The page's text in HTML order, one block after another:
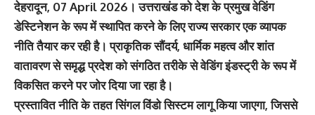
देहरादून, 07 April 2026। उत्तराखंड को देश के प्रमुख वेडिंग
डेस्टिनेशन के रूप में स्थापित करने के लिए राज्य सरकार एक व्यापक
नीति तैयार कर रही है। प्राकृतिक सौंदर्य, धार्मिक महत्व और शांत
वातावरण से समृद्ध प्रदेश को संगठित तरीके से वेडिंग इंडस्ट्री के रूप में
विकसित करने पर जोर दिया जा रहा है।
प्रस्तावित नीति के तहत सिंगल विंडो सिस्टम लागू किया जाएगा, जिससे